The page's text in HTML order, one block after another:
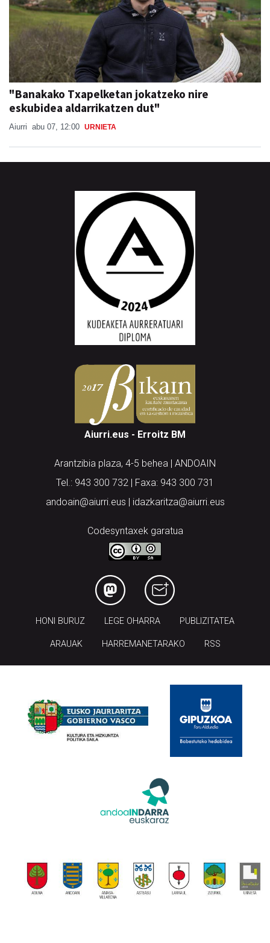
"Banakako Txapelketan jokatzeko nire
eskubidea aldarrikatzen dut"
Aiurri abu 07, 12:00 URNIETA
Aiurri.eus - Erroitz BM
Arantzibia plaza, 4-5 behea | ANDOAIN
Tel.: 943 300 732 | Faxa: 943 300 731
andoain@aiurri.eus | idazkaritza@aiurri.eus
Codesyntaxek garatua
HONI BURUZ LEGE OHARRA PUBLIZITATEA
ARAUAK HARREMANETARAKO RSS